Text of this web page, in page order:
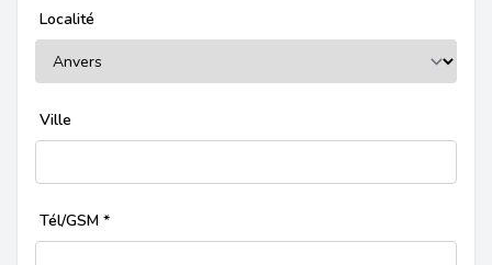
Localité
Ville
Tél/GSM *